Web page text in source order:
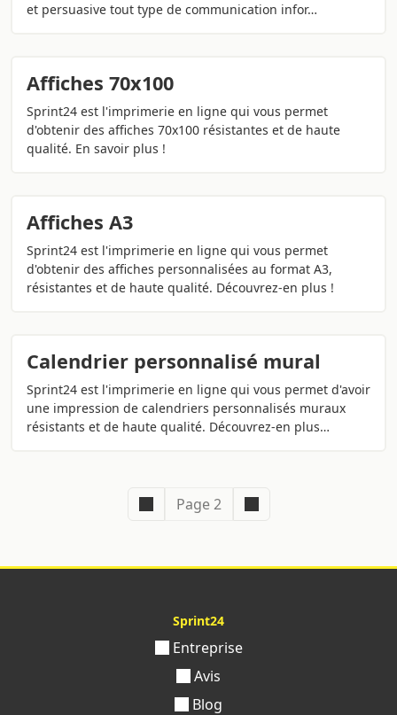
et persuasive tout type de communication infor…
Affiches 70x100
Sprint24 est l'imprimerie en ligne qui vous permet
d'obtenir des affiches 70x100 résistantes et de haute
qualité. En savoir plus !
Affiches A3
Sprint24 est l'imprimerie en ligne qui vous permet
d'obtenir des affiches personnalisées au format A3,
résistantes et de haute qualité. Découvrez-en plus !
Calendrier personnalisé mural
Sprint24 est l'imprimerie en ligne qui vous permet d'avoir
une impression de calendriers personnalisés muraux
résistants et de haute qualité. Découvrez-en plus…
Page 2
Sprint24
Entreprise
Avis
Blog